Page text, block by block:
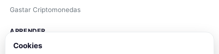
Gastar Criptomonedas
APRENDER
Qué son las Criptos
Cookies